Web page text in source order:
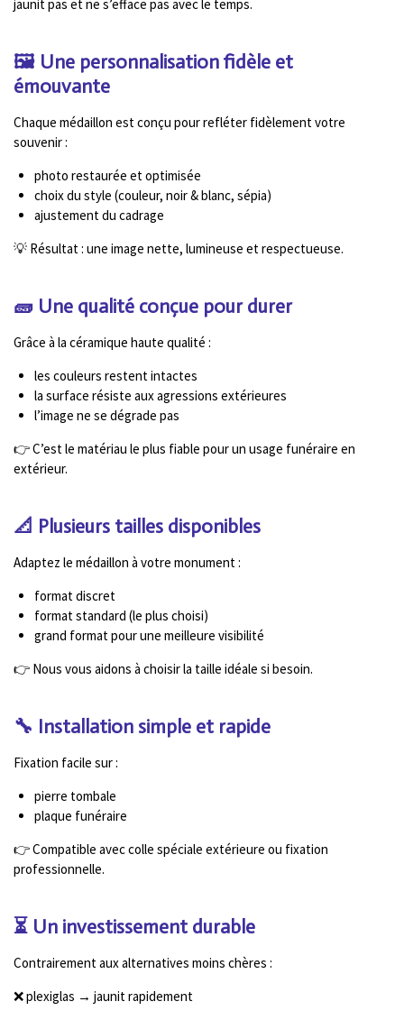
jaunit pas et ne s’efface pas avec le temps.
🖼️ Une personnalisation fidèle et
émouvante
Chaque médaillon est conçu pour refléter fidèlement votre
souvenir :
photo restaurée et optimisée
choix du style (couleur, noir & blanc, sépia)
ajustement du cadrage
💡 Résultat : une image nette, lumineuse et respectueuse.
🧱 Une qualité conçue pour durer
Grâce à la céramique haute qualité :
les couleurs restent intactes
la surface résiste aux agressions extérieures
l’image ne se dégrade pas
👉 C’est le matériau le plus fiable pour un usage funéraire en
extérieur.
📐 Plusieurs tailles disponibles
Adaptez le médaillon à votre monument :
format discret
format standard (le plus choisi)
grand format pour une meilleure visibilité
👉 Nous vous aidons à choisir la taille idéale si besoin.
🔧 Installation simple et rapide
Fixation facile sur :
pierre tombale
plaque funéraire
👉 Compatible avec colle spéciale extérieure ou fixation
professionnelle.
⏳ Un investissement durable
Contrairement aux alternatives moins chères :
❌ plexiglas → jaunit rapidement